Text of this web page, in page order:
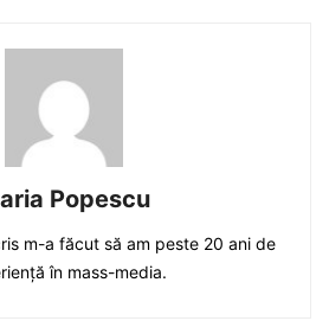
Popescu
m-a făcut să am peste 20 ani de
în mass-media.